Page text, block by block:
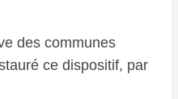
des communes
ce dispositif, par